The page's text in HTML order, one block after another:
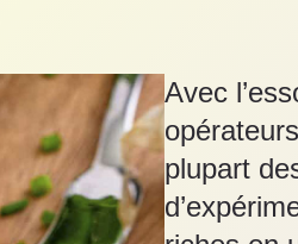
Avec
plupart